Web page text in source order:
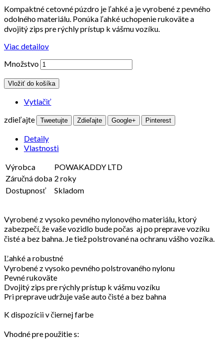
Kompaktné cetovné púzdro je ľahké a je vyrobené z pevného
odolného materiálu. Ponúka ľahké uchopenie rukoväte a
dvojitý zips pre rýchly prístup k vášmu vozíku.
Viac detailov
Množstvo
Vložiť do košíka
Vytlačiť
zdieľajte
Tweetujte Zdieľajte Google+ Pinterest
Detaily
Vlastnosti
Výrobca
POWAKADDY LTD
Záručná doba 2 roky
Dostupnosť
Skladom
Vyrobené z vysoko pevného nylonového materiálu, ktorý
zabezpečí, že vaše vozidlo bude počas aj po preprave vozíku
čisté a bez bahna. Je tiež polstrované na ochranu vášho vozíka.
Ľahké a robustné
Vyrobené z vysoko pevného polstrovaného nylonu
Pevné rukoväte
Dvojitý zips pre rýchly prístup k vášmu vozíku
Pri preprave udržuje vaše auto čisté a bez bahna
K dispozícii v čiernej farbe
Vhodné pre použitie s: